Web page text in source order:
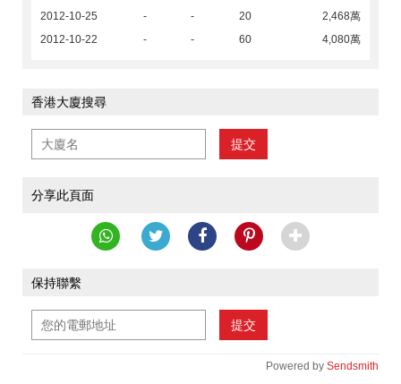
2012-10-25
- - 20
2,468萬
2012-10-22
- - 60 4,080萬
香港大廈搜尋
提交
分享此頁面
保持聯繫
提交
Powered by Sendsmith